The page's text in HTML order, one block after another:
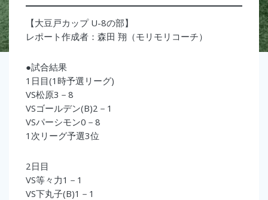
【大豆戸カップ U-8の部】
レポート作成者：森田 翔（モリモリコーチ）
●試合結果
1日目(1時予選リーグ)
VS松原3－8
VSゴールデン(B)2－1
VSパーシモン0－8
1次リーグ予選3位
2日目
VS等々力1－1
VS下丸子(B)1－1